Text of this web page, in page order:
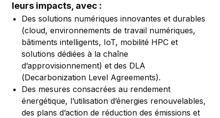
leurs impacts, avec :
Des solutions numériques innovantes et durables
(cloud, environnements de travail numériques,
bâtiments intelligents, IoT, mobilité HPC et
solutions dédiées à la chaîne
d’approvisionnement) et des DLA
(Decarbonization Level Agreements).
Des mesures consacrées au rendement
énergétique, l’utilisation d’énergies renouvelables,
des plans d’action de réduction des émissions et